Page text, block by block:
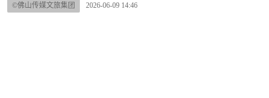
©佛山传媒文旅集团 2026-06-09 14:46